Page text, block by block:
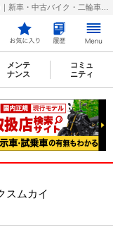
メンテ
ナンス
コミュ
ニティ
スムカイ